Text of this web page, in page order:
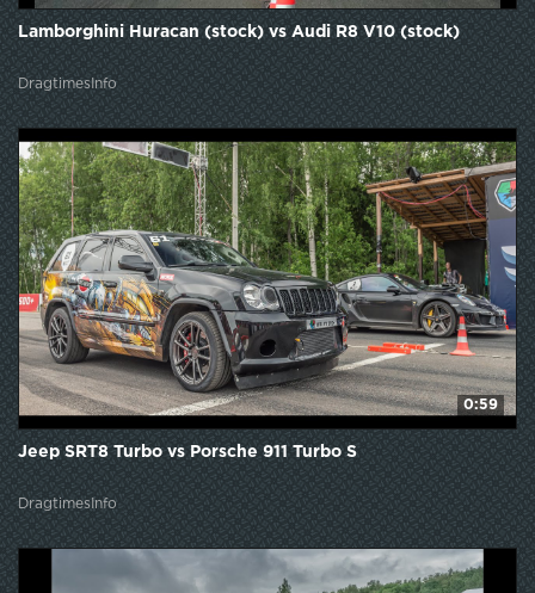
Lamborghini Huracan (stock) vs Audi R8 V10 (stock)
DragtimesInfo
0:59
Jeep SRT8 Turbo vs Porsche 911 Turbo S
DragtimesInfo